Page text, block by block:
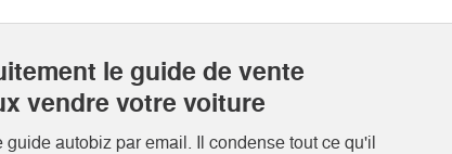
le guide de vente
vendre votre voiture
guide autobiz par email. Il condense tout ce qu'il